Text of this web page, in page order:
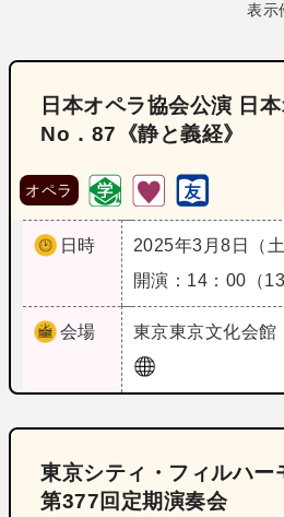
表示
日本オペラ協会公演 日
No．87《静と義経》
オペラ
日時
2025年3月8日（土
開演：14：00（
会場 東京東京文化会館
東京シティ・フィルハー
第377回定期演奏会